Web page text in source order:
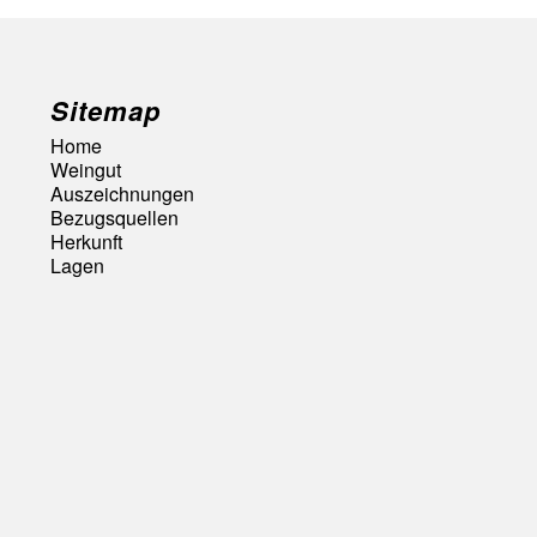
Sitemap
Home
Weingut
Auszeichnungen
Bezugsquellen
Herkunft
Lagen